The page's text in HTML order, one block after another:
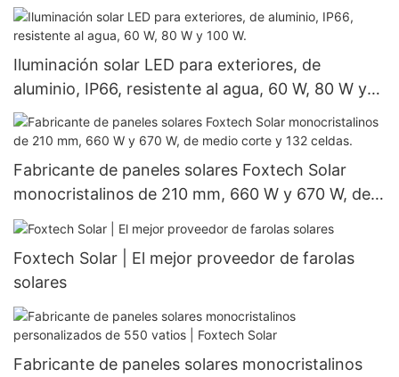
Iluminación solar LED para exteriores, de
aluminio, IP66, resistente al agua, 60 W, 80 W y
100 W.
Fabricante de paneles solares Foxtech Solar
monocristalinos de 210 mm, 660 W y 670 W, de
medio corte y 132 celdas.
Foxtech Solar | El mejor proveedor de farolas
solares
Fabricante de paneles solares monocristalinos